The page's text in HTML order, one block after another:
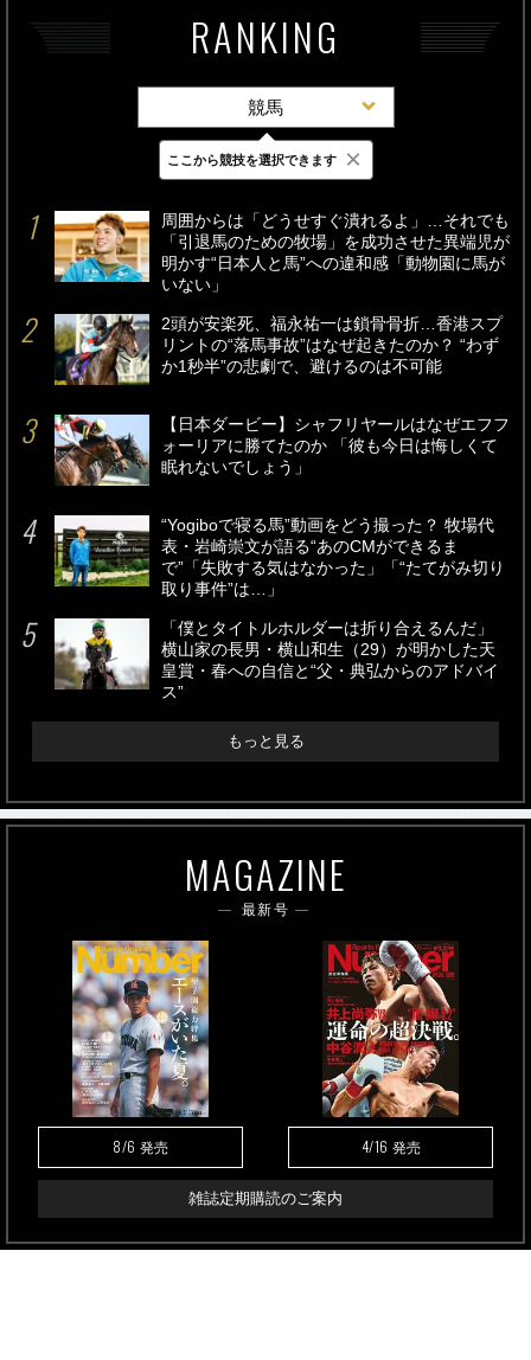
RANKING
競馬
最新 24時間 週間
周囲からは「どうせすぐ潰れるよ」…それでも
「引退馬のための牧場」を成功させた異端児が
明かす“日本人と馬”への違和感「動物園に馬が
いない」
2頭が安楽死、福永祐一は鎖骨骨折…香港スプ
リントの“落馬事故”はなぜ起きたのか？ “わず
か1秒半”の悲劇で、避けるのは不可能
【日本ダービー】シャフリヤールはなぜエフフ
ォーリアに勝てたのか 「彼も今日は悔しくて
眠れないでしょう」
“Yogiboで寝る馬”動画をどう撮った？ 牧場代
表・岩崎崇文が語る“あのCMができるま
で”「失敗する気はなかった」「“たてがみ切り
取り事件”は…」
「僕とタイトルホルダーは折り合えるんだ」
横山家の長男・横山和生（29）が明かした天
皇賞・春への自信と“父・典弘からのアドバイ
ス”
もっと見る
MAGAZINE
最新号
8/6 発売 4/16 発売
雑誌定期購読のご案内
ここから競技を選択できます ×